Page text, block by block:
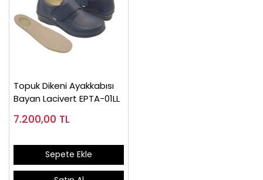
Topuk Dikeni Ayakkabısı
Bayan Lacivert EPTA-01LL
7.200,00 TL
Sepete Ekle